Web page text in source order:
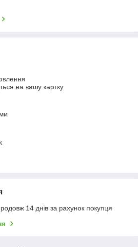
на вашу картку
14 днів за рахунок покупця